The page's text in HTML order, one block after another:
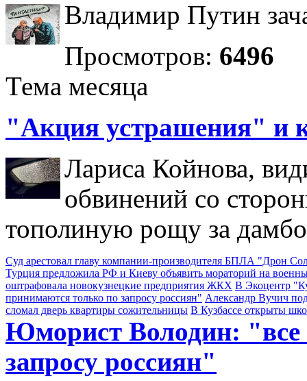
Владимир Путин
Просмотров: 6496
Тема месяца
"Акция устрашения" и
Лариса Койнова,
обвинений со
тополиную рощу за
Суд арестовал главу компании-производителя БПЛА "Дрон
Турция предложила РФ и Киеву объявить мораторий на
оштрафовала новокузнецкие предприятия ЖКХ В Экоцентр
принимаются только по запросу россиян" Александр Вучич
сломал дверь квартиры сожительницы В Кузбассе открыты
Юморист Володин: "все
запросу россиян"